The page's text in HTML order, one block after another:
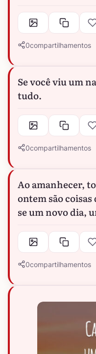
0compartilhamentos
Se você viu um
tudo.
0compartilhamentos
Ao amanhecer,
ontem são
se um novo dia,
0compartilhamentos